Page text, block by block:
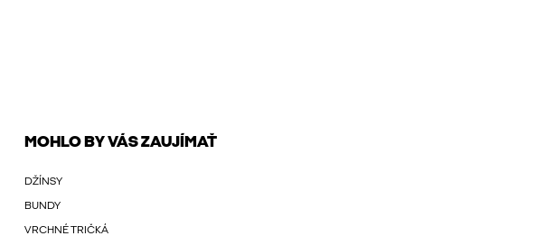
MOHLO BY VÁS ZAUJÍMAŤ
DŽÍNSY
BUNDY
VRCHNÉ TRIČKÁ